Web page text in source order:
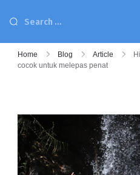
Home Blog Article
cocok untuk melepas penat